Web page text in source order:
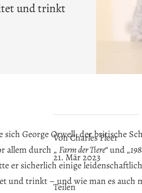
und trinkt
Von Charles Fleer
21. Mär 2023
Teilen
sich George Orwell, der britische
allem durch „ Farm der Tiere“und
er sicherlich einige
und trinkt – und wie man es auch